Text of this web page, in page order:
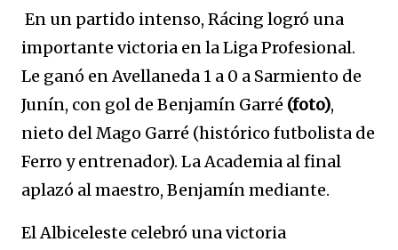
En un partido intenso, Rácing logró una
importante victoria en la Liga Profesional.
Le ganó en Avellaneda 1 a 0 a Sarmiento de
Junín, con gol de Benjamín Garré (foto),
nieto del Mago Garré (histórico futbolista de
Ferro y entrenador). La Academia al final
aplazó al maestro, Benjamín mediante.
El Albiceleste celebró una victoria